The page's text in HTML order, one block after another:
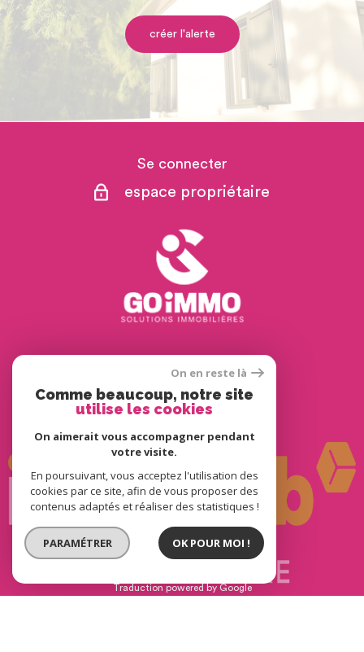
créer l'alerte
Se connecter
espace propriétaire
Adhérents
Traduction powered by Google
On en reste là
Comme beaucoup, notre site
utilise les cookies
On aimerait vous accompagner pendant
votre visite.
En poursuivant, vous acceptez l'utilisation des
cookies par ce site, afin de vous proposer des
contenus adaptés et réaliser des statistiques !
PARAMÉTRER OK POUR MOI !